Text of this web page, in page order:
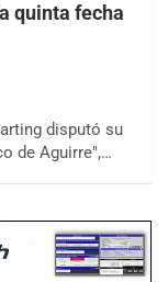
quinta fecha
disputó su
de Aguirre",…